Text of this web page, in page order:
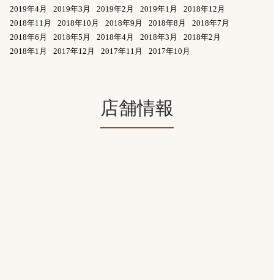
2019年4月
2019年3月 2019年2月 2019年1月
2018年12月
2018年11月
2018年10月 2018年9月 2018年8月
2018年7月
2018年6月
2018年5月 2018年4月 2018年3月
2018年2月
2018年1月
2017年12月 2017年11月 2017年10月
店舗情報